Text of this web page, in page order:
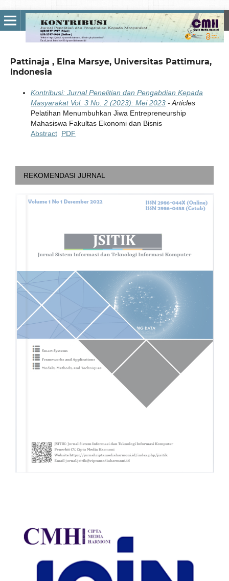
Pattinaja , Elna Marsye, Universitas Pattimura,
Indonesia
Kontribusi: Jurnal Penelitian dan Pengabdian Kepada
Masyarakat Vol. 3 No. 2 (2023): Mei 2023- Articles
Pelatihan Menumbuhkan Jiwa Entrepreneurship
Mahasiswa Fakultas Ekonomi dan Bisnis
Abstract PDF
REKOMENDASI JURNAL